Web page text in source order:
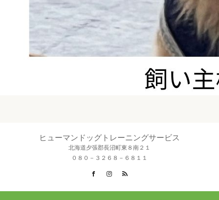
ヒューマンドッグトレーニングサービス
北海道夕張郡長沼町東８南２１
０８０－３２６８－６８１１
FacebookInstagram